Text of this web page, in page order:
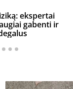
ekspertai
gabenti ir